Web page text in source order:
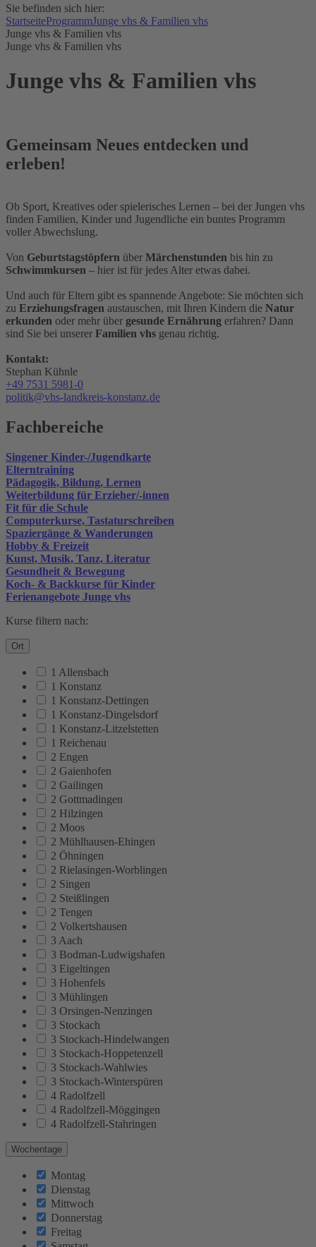
Sie befinden sich hier:
StartseiteProgrammJunge vhs & Familien vhs
Junge vhs & Familien vhs
Junge vhs & Familien vhs
Junge vhs & Familien vhs
Gemeinsam Neues entdecken und
erleben!
Ob Sport, Kreatives oder spielerisches Lernen – bei der Jungen vhs
finden Familien, Kinder und Jugendliche ein buntes Programm
voller Abwechslung.
Von Geburtstagstöpfern über Märchenstunden bis hin zu
Schwimmkursen – hier ist für jedes Alter etwas dabei.
Und auch für Eltern gibt es spannende Angebote: Sie möchten sich
zu Erziehungsfragen austauschen, mit Ihren Kindern die Natur
erkunden oder mehr über gesunde Ernährung erfahren? Dann
sind Sie bei unserer Familien vhs genau richtig.
Kontakt:
Stephan Kühnle
+49 7531 5981-0
politik@vhs-landkreis-konstanz.de
Fachbereiche
Singener Kinder-/Jugendkarte
Elterntraining
Pädagogik, Bildung, Lernen
Weiterbildung für Erzieher/-innen
Fit für die Schule
Computerkurse, Tastaturschreiben
Spaziergänge & Wanderungen
Hobby & Freizeit
Kunst, Musik, Tanz, Literatur
Gesundheit & Bewegung
Koch- & Backkurse für Kinder
Ferienangebote Junge vhs
Kurse filtern nach:
Ort
1 Allensbach
1 Konstanz
1 Konstanz-Dettingen
1 Konstanz-Dingelsdorf
1 Konstanz-Litzelstetten
1 Reichenau
2 Engen
2 Gaienhofen
2 Gailingen
2 Gottmadingen
2 Hilzingen
2 Moos
2 Mühlhausen-Ehingen
2 Öhningen
2 Rielasingen-Worblingen
2 Singen
2 Steißlingen
2 Tengen
2 Volkertshausen
3 Aach
3 Bodman-Ludwigshafen
3 Eigeltingen
3 Hohenfels
3 Mühlingen
3 Orsingen-Nenzingen
3 Stockach
3 Stockach-Hindelwangen
3 Stockach-Hoppetenzell
3 Stockach-Wahlwies
3 Stockach-Winterspüren
4 Radolfzell
4 Radolfzell-Möggingen
4 Radolfzell-Stahringen
Wochentage
Montag
Dienstag
Mittwoch
Donnerstag
Freitag